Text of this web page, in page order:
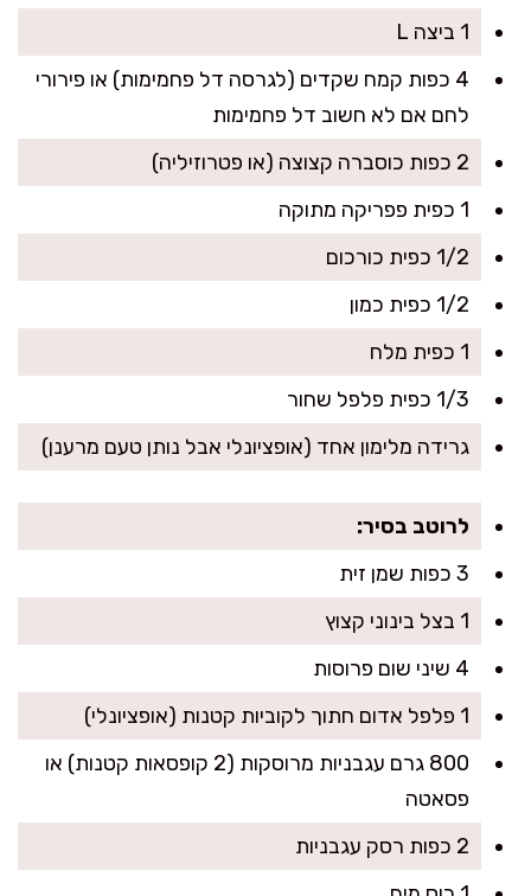
1 ביצה L
4 כפות קמח שקדים (לגרסה דל פחמימות) או פירורי
לחם אם לא חשוב דל פחמימות
2 כפות כוסברה קצוצה (או פטרוזיליה)
1 כפית פפריקה מתוקה
1/2 כפית כורכום
1/2 כפית כמון
1 כפית מלח
1/3 כפית פלפל שחור
גרידה מלימון אחד (אופציונלי אבל נותן טעם מרענן)
לרוטב בסיר:
3 כפות שמן זית
1 בצל בינוני קצוץ
4 שיני שום פרוסות
1 פלפל אדום חתוך לקוביות קטנות (אופציונלי)
800 גרם עגבניות מרוסקות (2 קופסאות קטנות) או
פסאטה
2 כפות רסק עגבניות